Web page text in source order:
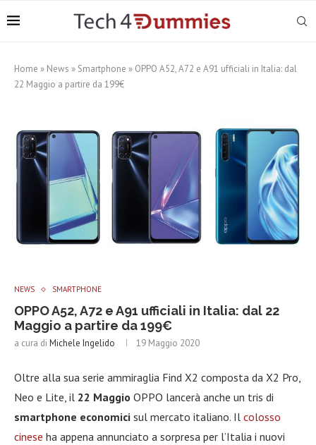
Home » News » Smartphone » OPPO A52, A72 e A91 ufficiali in Italia: dal
22 Maggio a partire da 199€
NEWS SMARTPHONE
OPPO A52, A72 e A91 ufficiali in Italia: dal 22
Maggio a partire da 199€
a cura di Michele Ingelido 19 Maggio 2020
Oltre alla sua serie ammiraglia Find X2 composta da X2 Pro,
Neo e Lite, il 22 Maggio OPPO lancerà anche un tris di
smartphone economici sul mercato italiano. Il colosso
cinese ha appena annunciato a sorpresa per l’Italia i nuovi